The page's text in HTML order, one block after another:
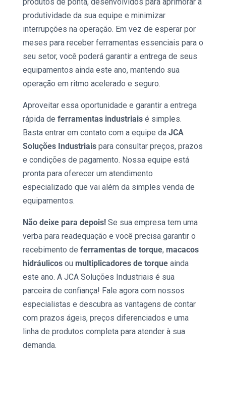
produtividade da sua equipe e minimizar
interrupções na operação. Em vez de esperar por
meses para receber ferramentas essenciais para o
seu setor, você poderá garantir a entrega de seus
equipamentos ainda este ano, mantendo sua
operação em ritmo acelerado e seguro.
Aproveitar essa oportunidade e garantir a entrega
rápida de ferramentas industriaisé simples.
Basta entrar em contato com a equipe da JCA
Soluções Industriaispara consultar preços, prazos
e condições de pagamento. Nossa equipe está
pronta para oferecer um atendimento
especializado que vai além da simples venda de
equipamentos.
Não deixe para depois!Se sua empresa tem uma
verba para readequação e você precisa garantir o
recebimento de ferramentas de torque, macacos
hidráulicosou multiplicadores de torqueainda
este ano. A JCA Soluções Industriais é sua
parceira de confiança! Fale agora com nossos
especialistas e descubra as vantagens de contar
com prazos ágeis, preços diferenciados e uma
linha de produtos completa para atender à sua
demanda.